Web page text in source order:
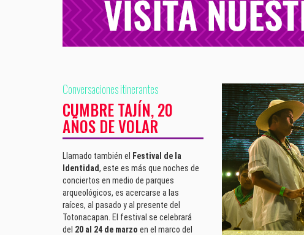
Conversaciones itinerantes
CUMBRE TAJÍN, 20
AÑOS DE VOLAR
Llamado también el
Festival de la
Identidad, este es más que noches de
conciertos en medio de parques
arqueológicos, es acercarse a las
raíces, al pasado y al presente del
Totonacapan. El festival se celebrará
del 20 al 24 de marzo en el marco del